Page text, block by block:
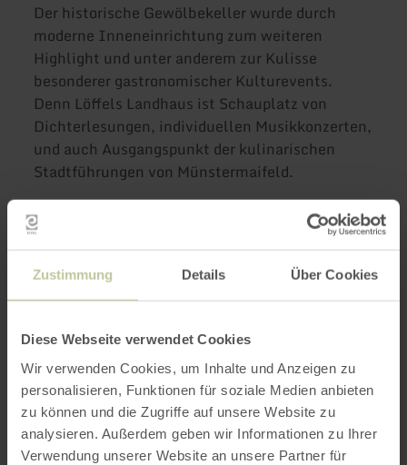
Zustimmung Details Über Cookies
Diese Webseite verwendet Cookies
Wir verwenden Cookies, um Inhalte und Anzeigen zu
personalisieren, Funktionen für soziale Medien anbieten
zu können und die Zugriffe auf unsere Website zu
analysieren. Außerdem geben wir Informationen zu Ihrer
Verwendung unserer Website an unsere Partner für
Der historische Gewölbekeller wurde durch
moderne Inneneinrichtung zum weiteren
Highlight und unter anderem zur Kulisse
besonderer gastronomischer Kulturevents.
Denn Löffels Landhaus ist Schauplatz von
Dichterlesungen, individuellen Musikkonzerten,
und auch Ausgangspunkt der kulinarischen
Stadtführungen von Münstermaifeld.
In Löffels Landhaus bekommt man Lust auf's
Land!
Weitere Infos
Öffnungszeiten